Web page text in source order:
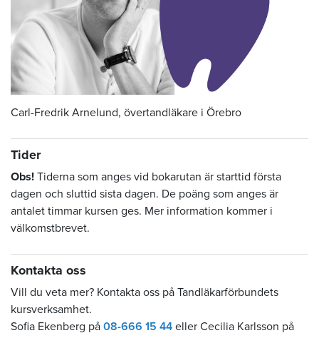
Carl-Fredrik Arnelund, övertandläkare i Örebro
Tider
Obs! Tiderna som anges vid bokarutan är starttid första
dagen och sluttid sista dagen. De poäng som anges är
antalet timmar kursen ges. Mer information kommer i
välkomstbrevet.
Kontakta oss
Vill du veta mer? Kontakta oss på Tandläkarförbundets
kursverksamhet.
Sofia Ekenberg på 08-666 15 44 eller Cecilia Karlsson på